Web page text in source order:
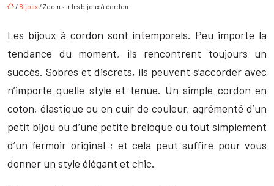
/ Bijoux/ Zoom sur les bijoux à cordon
Les bijoux à cordon sont intemporels. Peu importe la
tendance du moment, ils rencontrent toujours un
succès. Sobres et discrets, ils peuvent s’accorder avec
n’importe quelle style et tenue. Un simple cordon en
coton, élastique ou en cuir de couleur, agrémenté d’un
petit bijou ou d’une petite breloque ou tout simplement
d’un fermoir original ; et cela peut suffire pour vous
donner un style élégant et chic.